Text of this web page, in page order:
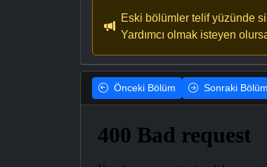
Eski bölümler telif yüzünde
Yardımcı olmak isteyen
Önceki Bölüm Sonraki Bölüm